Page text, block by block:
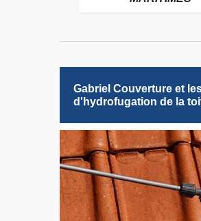
Gabriel Couverture et
d'hydrofugation de la